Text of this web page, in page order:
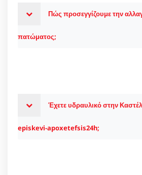
Πώς προσεγγίζουμε την
πατώματος;
Έχετε υδραυλικό στην
episkevi-apoxetefsis24h;